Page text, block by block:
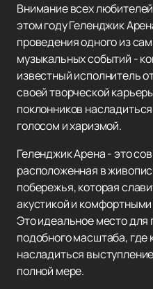
Внимание всех
этом году Геленджик
проведения одного из
музыкальных событий -
известный исполнитель
своей творческой
поклонников
голосом и харизмой.
Геленджик Арена - это
расположенная в
побережья, которая
акустикой и
Это идеальное место
подобного масштаба,
насладиться
полной мере.